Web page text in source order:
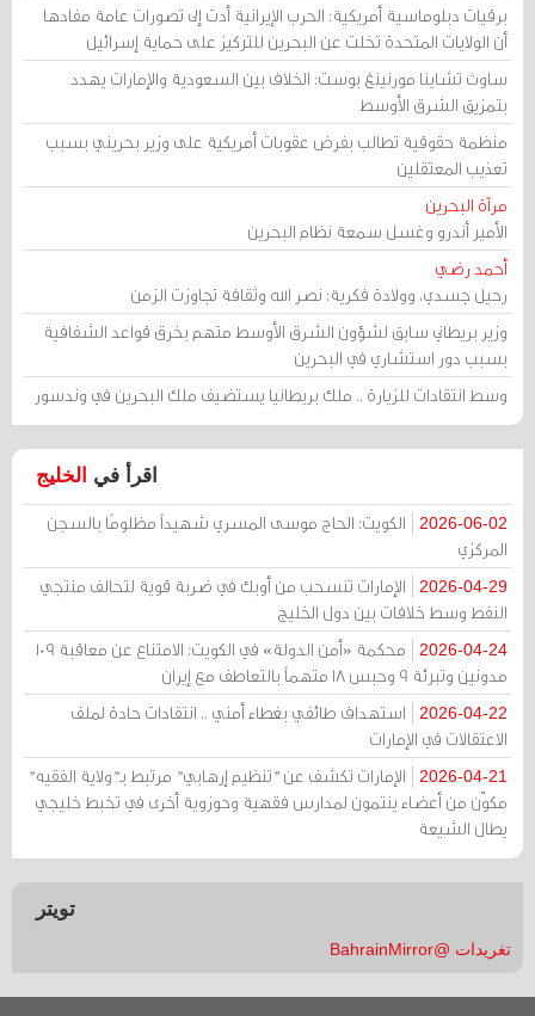
برقيات دبلوماسية أمريكية: الحرب الإيرانية أدت إلى تصورات عامة مفادها
أن الولايات المتحدة تخلت عن البحرين للتركيز على حماية إسرائيل
ساوث تشاينا مورنينغ بوست: الخلاف بين السعودية والإمارات يهدد
بتمزيق الشرق الأوسط
منظمة حقوقية تطالب بفرض عقوبات أمريكية على وزير بحريني بسبب
تعذيب المعتقلين
مرآة البحرين
الأمير أندرو وغسل سمعة نظام البحرين
أحمد رضي
رحيل جسدي، وولادة فكرية: نصر الله وثقافة تجاوزت الزمن
وزير بريطاني سابق لشؤون الشرق الأوسط متهم بخرق قواعد الشفافية
بسبب دور استشاري في البحرين
وسط انتقادات للزيارة .. ملك بريطانيا يستضيف ملك البحرين في وندسور
اقرأ في الخليج
2026-06-02
الكويت: الحاج موسى المسري شهيداً مظلومًا بالسجن
المركزي
2026-04-29
الإمارات تنسحب من أوبك في ضربة قوية لتحالف منتجي
النفط وسط خلافات بين دول الخليج
2026-04-24
محكمة «أمن الدولة» في الكويت: الامتناع عن معاقبة 109
مدونين وتبرئة 9 وحبس 18 متهماً بالتعاطف مع إيران
2026-04-22
استهداف طائفي بغطاء أمني .. انتقادات حادة لملف
الاعتقالات في الإمارات
2026-04-21
الإمارات تكشف عن "تنظيم إرهابي" مرتبط بـ"ولاية الفقيه"
مكوّن من أعضاء ينتمون لمدارس فقهية وحوزوية أخرى في تخبط خليجي
يطال الشيعة
تويتر
تغريدات @BahrainMirror